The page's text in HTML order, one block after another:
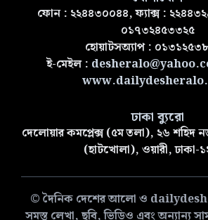
ফোন : ২২৪৪৩০০৪৪, ফ্যাক্স :
০১৭৩২৪৫৩৩২৫
হোয়াটসঅ্যাপ :
ই-মেইল :
ঢাকা ব্যুরো
দেলোয়ার কমপ্লেক্স (৫ম তলা), ২৬
(হাটখোলা), ওয়ারী, ঢাকা-
© দৈনিক দেশের আলো ও
সমস্ত লেখা, ছবি, ভিডিও এবং অন্যান্য